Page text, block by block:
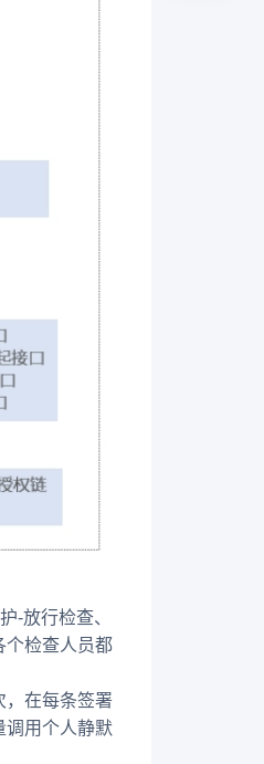
-放行检查、
个检查人员都
，在每条签署
调用个人静默